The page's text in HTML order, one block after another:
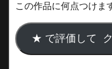
この作品に何点つけま